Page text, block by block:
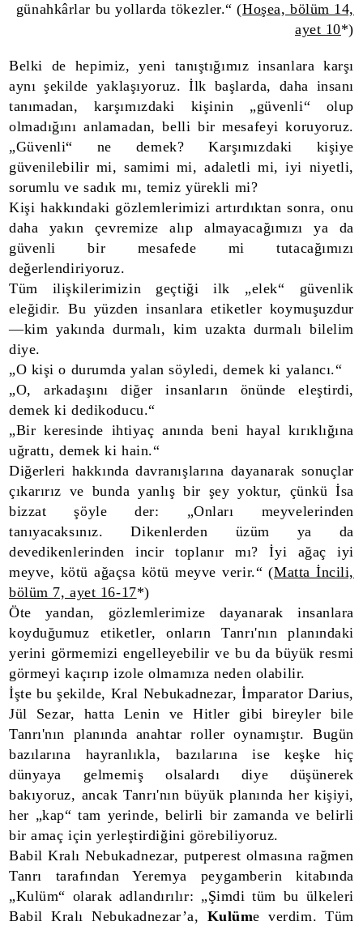
günahkârlar bu yollarda tökezler.“ (Hoşea, bölüm 14,
ayet 10*)
Belki de hepimiz, yeni tanıştığımız insanlara karşı
aynı şekilde yaklaşıyoruz. İlk başlarda, daha insanı
tanımadan, karşımızdaki kişinin „güvenli“ olup
olmadığını anlamadan, belli bir mesafeyi koruyoruz.
„Güvenli“ ne demek? Karşımızdaki kişiye
güvenilebilir mi, samimi mi, adaletli mi, iyi niyetli,
sorumlu ve sadık mı, temiz yürekli mi?
Kişi hakkındaki gözlemlerimizi artırdıktan sonra, onu
daha yakın çevremize alıp almayacağımızı ya da
güvenli bir mesafede mi tutacağımızı
değerlendiriyoruz.
Tüm ilişkilerimizin geçtiği ilk „elek“ güvenlik
eleğidir. Bu yüzden insanlara etiketler koymuşuzdur
—kim yakında durmalı, kim uzakta durmalı bilelim
diye.
„O kişi o durumda yalan söyledi, demek ki yalancı.“
„O, arkadaşını diğer insanların önünde eleştirdi,
demek ki dedikoducu.“
„Bir keresinde ihtiyaç anında beni hayal kırıklığına
uğrattı, demek ki hain.“
Diğerleri hakkında davranışlarına dayanarak sonuçlar
çıkarırız ve bunda yanlış bir şey yoktur, çünkü İsa
bizzat şöyle der: „Onları meyvelerinden
tanıyacaksınız. Dikenlerden üzüm ya da
devedikenlerinden incir toplanır mı? İyi ağaç iyi
meyve, kötü ağaçsa kötü meyve verir.“ (Matta İncili,
bölüm 7, ayet 16-17*)
Öte yandan, gözlemlerimize dayanarak insanlara
koyduğumuz etiketler, onların Tanrı'nın planındaki
yerini görmemizi engelleyebilir ve bu da büyük resmi
görmeyi kaçırıp izole olmamıza neden olabilir.
İşte bu şekilde, Kral Nebukadnezar, İmparator Darius,
Jül Sezar, hatta Lenin ve Hitler gibi bireyler bile
Tanrı'nın planında anahtar roller oynamıştır. Bugün
bazılarına hayranlıkla, bazılarına ise keşke hiç
dünyaya gelmemiş olsalardı diye düşünerek
bakıyoruz, ancak Tanrı'nın büyük planında her kişiyi,
her „kap“ tam yerinde, belirli bir zamanda ve belirli
bir amaç için yerleştirdiğini görebiliyoruz.
Babil Kralı Nebukadnezar, putperest olmasına rağmen
Tanrı tarafından Yeremya peygamberin kitabında
„Kulüm“ olarak adlandırılır: „Şimdi tüm bu ülkeleri
Babil Kralı Nebukadnezar’a, Kulüme verdim. Tüm